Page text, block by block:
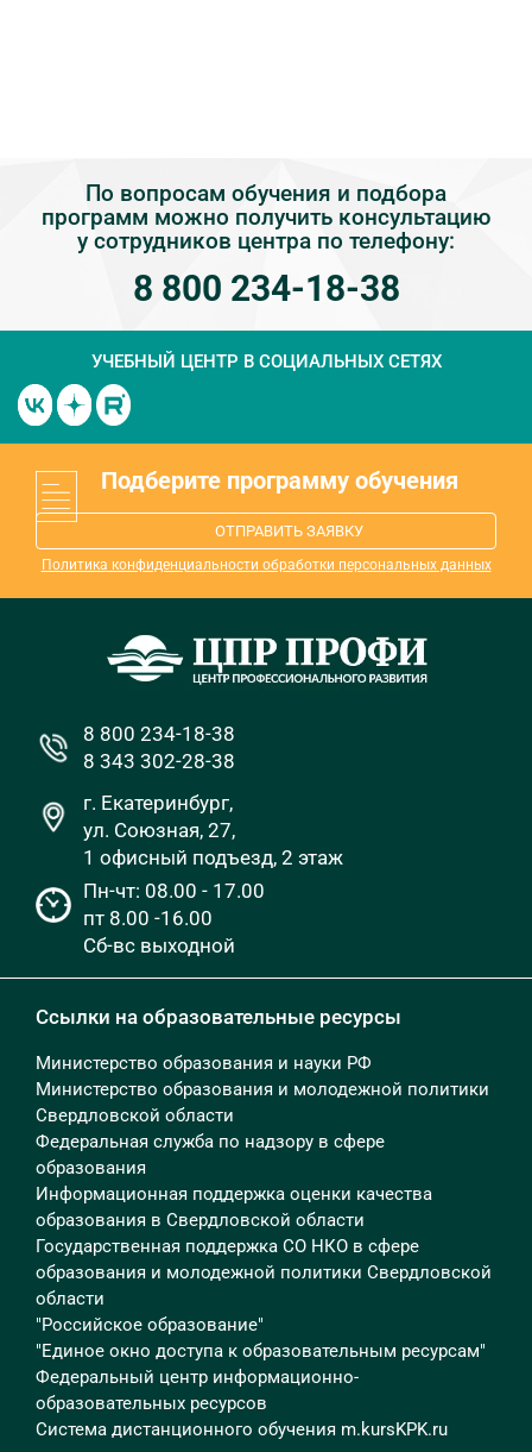
По вопросам обучения и подбора
программ можно получить консультацию
у сотрудников центра по телефону:
8 800 234-18-38
УЧЕБНЫЙ ЦЕНТР В СОЦИАЛЬНЫХ СЕТЯХ
Подберите программу обучения
ОТПРАВИТЬ ЗАЯВКУ
Политика конфиденциальности обработки персональных данных
8 800 234-18-38
8 343 302-28-38
г. Екатеринбург,
ул. Союзная, 27,
1 офисный подъезд, 2 этаж
Пн-чт: 08.00 - 17.00
пт 8.00 -16.00
Сб-вс выходной
Ссылки на образовательные ресурсы
Министерство образования и науки РФ
Министерство образования и молодежной политики
Свердловской области
Федеральная служба по надзору в сфере
образования
Информационная поддержка оценки качества
образования в Свердловской области
Государственная поддержка СО НКО в сфере
образования и молодежной политики Свердловской
области
"Российское образование"
"Единое окно доступа к образовательным ресурсам"
Федеральный центр информационно-
образовательных ресурсов
Система дистанционного обучения m.kursKPK.ru